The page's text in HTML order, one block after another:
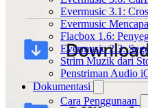
Evermusic 3.1:
Evermusic
Flacbox 1.6:
Evermusic 2.3:
Strim Muzik dari
Penstriman Audio
Dokumentasi
Cara Penggunaan